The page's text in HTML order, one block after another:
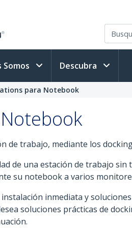
Somos Descubra
para Notebook
trabajo, mediante los
de una estación de trabajo
su notebook a varios
inmediata y
soluciones prácticas de